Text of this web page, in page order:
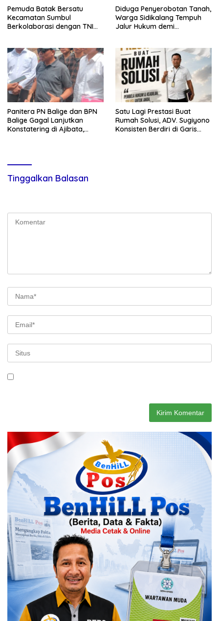
Pemuda Batak Bersatu
Kecamatan Sumbul
Berkolaborasi dengan TNI
dan HUT Ke-81 Kemerdekaan
RI
Diduga Penyerobotan Tanah,
Warga Sidikalang Tempuh
Jalur Hukum demi
Panitera PN Balige dan BPN
Balige Gagal Lanjutkan
Konstatering di Ajibata,
Satu Lagi Prestasi Buat
Rumah Solusi, ADV. Sugiyono
Konsisten Berdiri di Garis
Tinggalkan Balasan